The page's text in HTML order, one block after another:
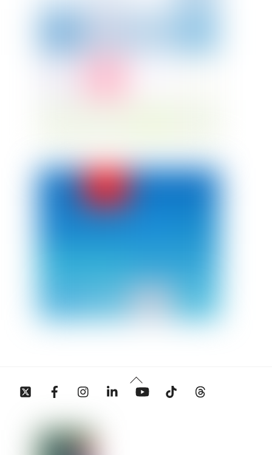
Back
To
Twitter Facebook InstagramLinkedin YouTube Tiktok